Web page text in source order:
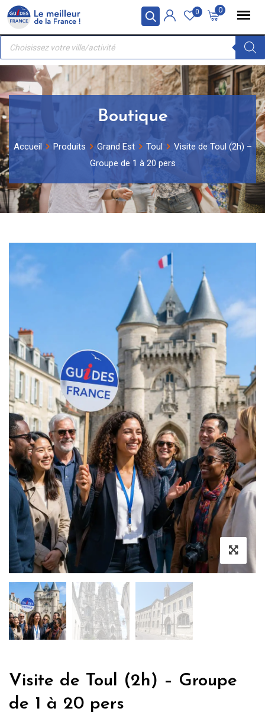
Panneau de gestion des cookies
Skip
content
0
0
Recherche
produits
Boutique
Accueil Produits Grand Est Toul
Visite de Toul (2h) –
Groupe de 1 à 20 pers
Visite de Toul (2h) – Groupe
de 1 à 20 pers